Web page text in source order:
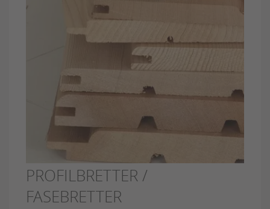
PROFILBRETTER /
FASEBRETTER